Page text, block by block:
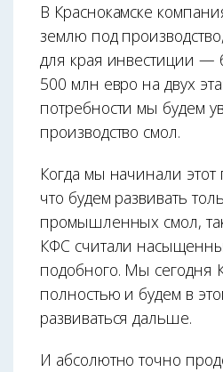
В Краснокамске
землю под
для края инвес­тиции —
500 млн евро на двух
потребности мы будем
производство смол.
Когда мы начинали этот
что будем развивать
промышленных смол,
КФС считали
подобного. Мы сегодня
полностью и будем в
развиваться дальше.
И абсолютно точно